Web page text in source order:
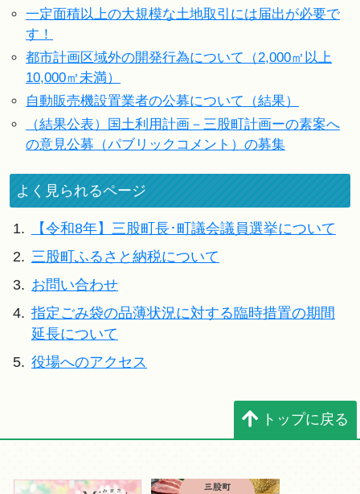
一定面積以上の大規模な土地取引には届出が必要で
す！
都市計画区域外の開発行為について（2,000㎡以上
10,000㎡未満）
自動販売機設置業者の公募について（結果）
（結果公表）国土利用計画－三股町計画ーの素案へ
の意見公募（パブリックコメント）の募集
よく見られるページ
1.
【令和8年】三股町長･町議会議員選挙について
2. 三股町ふるさと納税について
3. お問い合わせ
4. 指定ごみ袋の品薄状況に対する臨時措置の期間
延長について
5. 役場へのアクセス
トップに戻る